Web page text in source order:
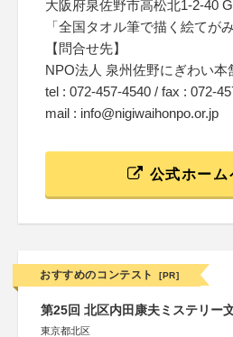
大阪府泉佐野市高松北1-2-40
「全国タオル筆で描く絵てが
【問合せ先】
NPO法人 泉州佐野にぎわい本
tel : 072-457-4540 / fax : 072-
mail : info@nigiwaihonpo.or.jp
公式ホーム
おすすめのコンテスト [PR]
第25回 北区内田康夫ミステリー
東京都北区